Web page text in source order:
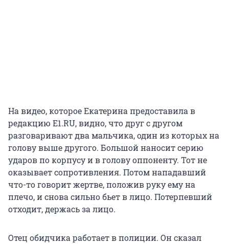
На видео, которое Екатерина предоставила в
редакцию E1.RU, видно, что друг с другом
разговаривают два мальчика, один из которых на
голову выше другого. Большой наносит серию
ударов по корпусу и в голову оппоненту. Тот не
оказывает сопротивления. Потом нападавший
что-то говорит жертве, положив руку ему на
плечо, и снова сильно бьет в лицо. Потерпевший
отходит, держась за лицо.
Отец обидчика работает в полиции. Он сказал